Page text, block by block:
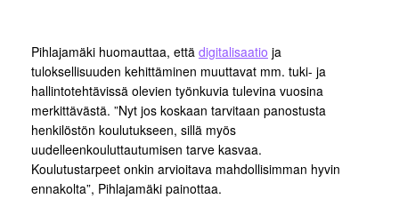
Pihlajamäki huomauttaa, että digitalisaatio ja
tuloksellisuuden kehittäminen muuttavat mm. tuki- ja
hallintotehtävissä olevien työnkuvia tulevina vuosina
merkittävästä. ”Nyt jos koskaan tarvitaan panostusta
henkilöstön koulutukseen, sillä myös
uudelleenkouluttautumisen tarve kasvaa.
Koulutustarpeet onkin arvioitava mahdollisimman hyvin
ennakolta”, Pihlajamäki painottaa.